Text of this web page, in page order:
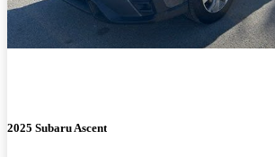
2025 Subaru Ascent